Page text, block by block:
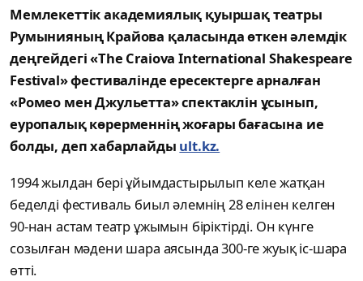
Мемлекеттік академиялық қуыршақ театры
Румынияның Крайова қаласында өткен әлемдік
деңгейдегі «The Craiova International Shakespeare
Festival» фестивалінде ересектерге арналған
«Ромео мен Джульетта» спектаклін ұсынып,
еуропалық көрерменнің жоғары бағасына ие
болды, деп хабарлайды ult.kz.
1994 жылдан бері ұйымдастырылып келе жатқан
беделді фестиваль биыл әлемнің 28 елінен келген
90-нан астам театр ұжымын біріктірді. Он күнге
созылған мәдени шара аясында 300-ге жуық іс-шара
өтті.